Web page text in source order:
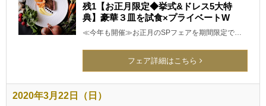
残1【お正月限定◆挙式&ドレス5大特
典】豪華３皿を試食×プライベートW
≪今年も開催≫お正月のSPフェアを期間限定で…
フェア詳細はこちら
2020年3月22日（日）